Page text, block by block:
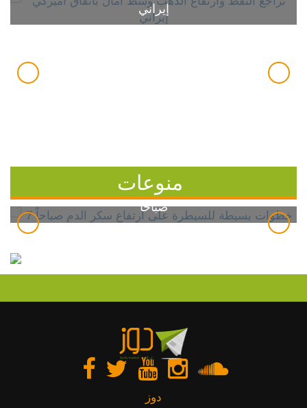
إيراني
منوعات
7 خطوات بسيطة للسيطرة على ارتفاع سكر الدم
صباحاً
دوز